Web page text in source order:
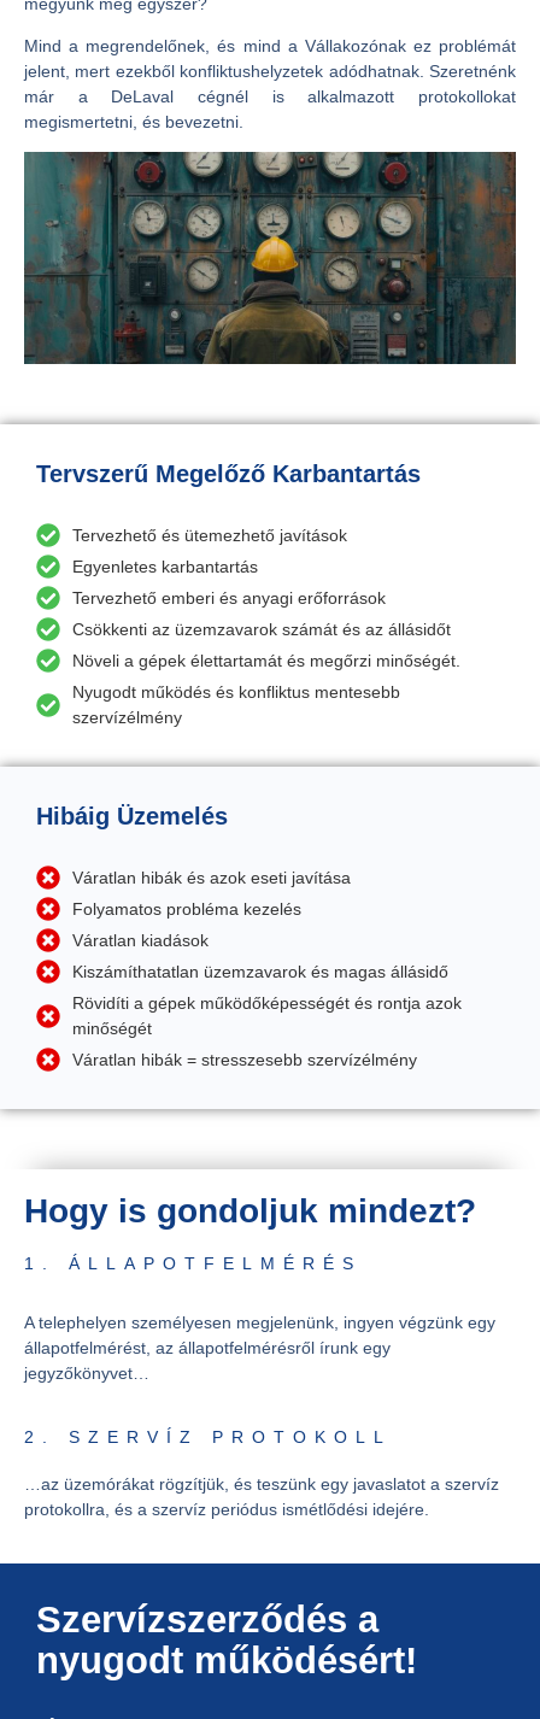
Mind a megrendelőnek, és mind a Vállakozónak ez problémát
jelent, mert ezekből konfliktushelyzetek adódhatnak. Szeretnénk
már a DeLaval cégnél is alkalmazott protokollokat
megismertetni, és bevezetni.
Tervszerű Megelőző Karbantartás
Tervezhető és ütemezhető javítások
Egyenletes karbantartás
Tervezhető emberi és anyagi erőforrások
Csökkenti az üzemzavarok számát és az állásidőt
Növeli a gépek élettartamát és megőrzi minőségét.
Nyugodt működés és konfliktus mentesebb
szervízélmény
Hibáig Üzemelés
Váratlan hibák és azok eseti javítása
Folyamatos probléma kezelés
Váratlan kiadások
Kiszámíthatatlan üzemzavarok és magas állásidő
Rövidíti a gépek működőképességét és rontja azok
minőségét
Váratlan hibák = stresszesebb szervízélmény
Hogy is gondoljuk mindezt?
1. ÁLLAPOTFELMÉRÉS
A telephelyen személyesen megjelenünk, ingyen végzünk egy
állapotfelmérést, az állapotfelmérésről írunk egy
jegyzőkönyvet…
2. SZERVÍZ PROTOKOLL
…az üzemórákat rögzítjük, és teszünk egy javaslatot a szervíz
protokollra, és a szervíz periódus ismétlődési idejére.
Szervízszerződés a
nyugodt működésért!